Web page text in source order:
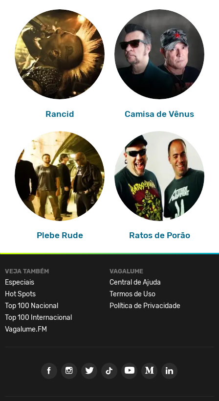
Rancid Camisa de Vênus
Plebe Rude Ratos de Porão
VEJA TAMBÉM
Especiais
Hot Spots
Top 100 Nacional
Top 100 Internacional
Vagalume.FM
VAGALUME
Central de Ajuda
Termos de Uso
Política de Privacidade